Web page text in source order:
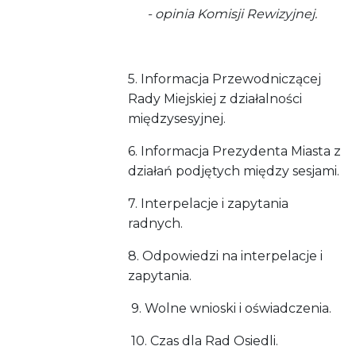
- opinia Komisji Rewizyjnej.
5. Informacja Przewodniczącej
Rady Miejskiej z działalności
międzysesyjnej.
6. Informacja Prezydenta Miasta z
działań podjętych między sesjami.
7. Interpelacje i zapytania
radnych.
8. Odpowiedzi na interpelacje i
zapytania.
9. Wolne wnioski i oświadczenia.
10. Czas dla Rad Osiedli.